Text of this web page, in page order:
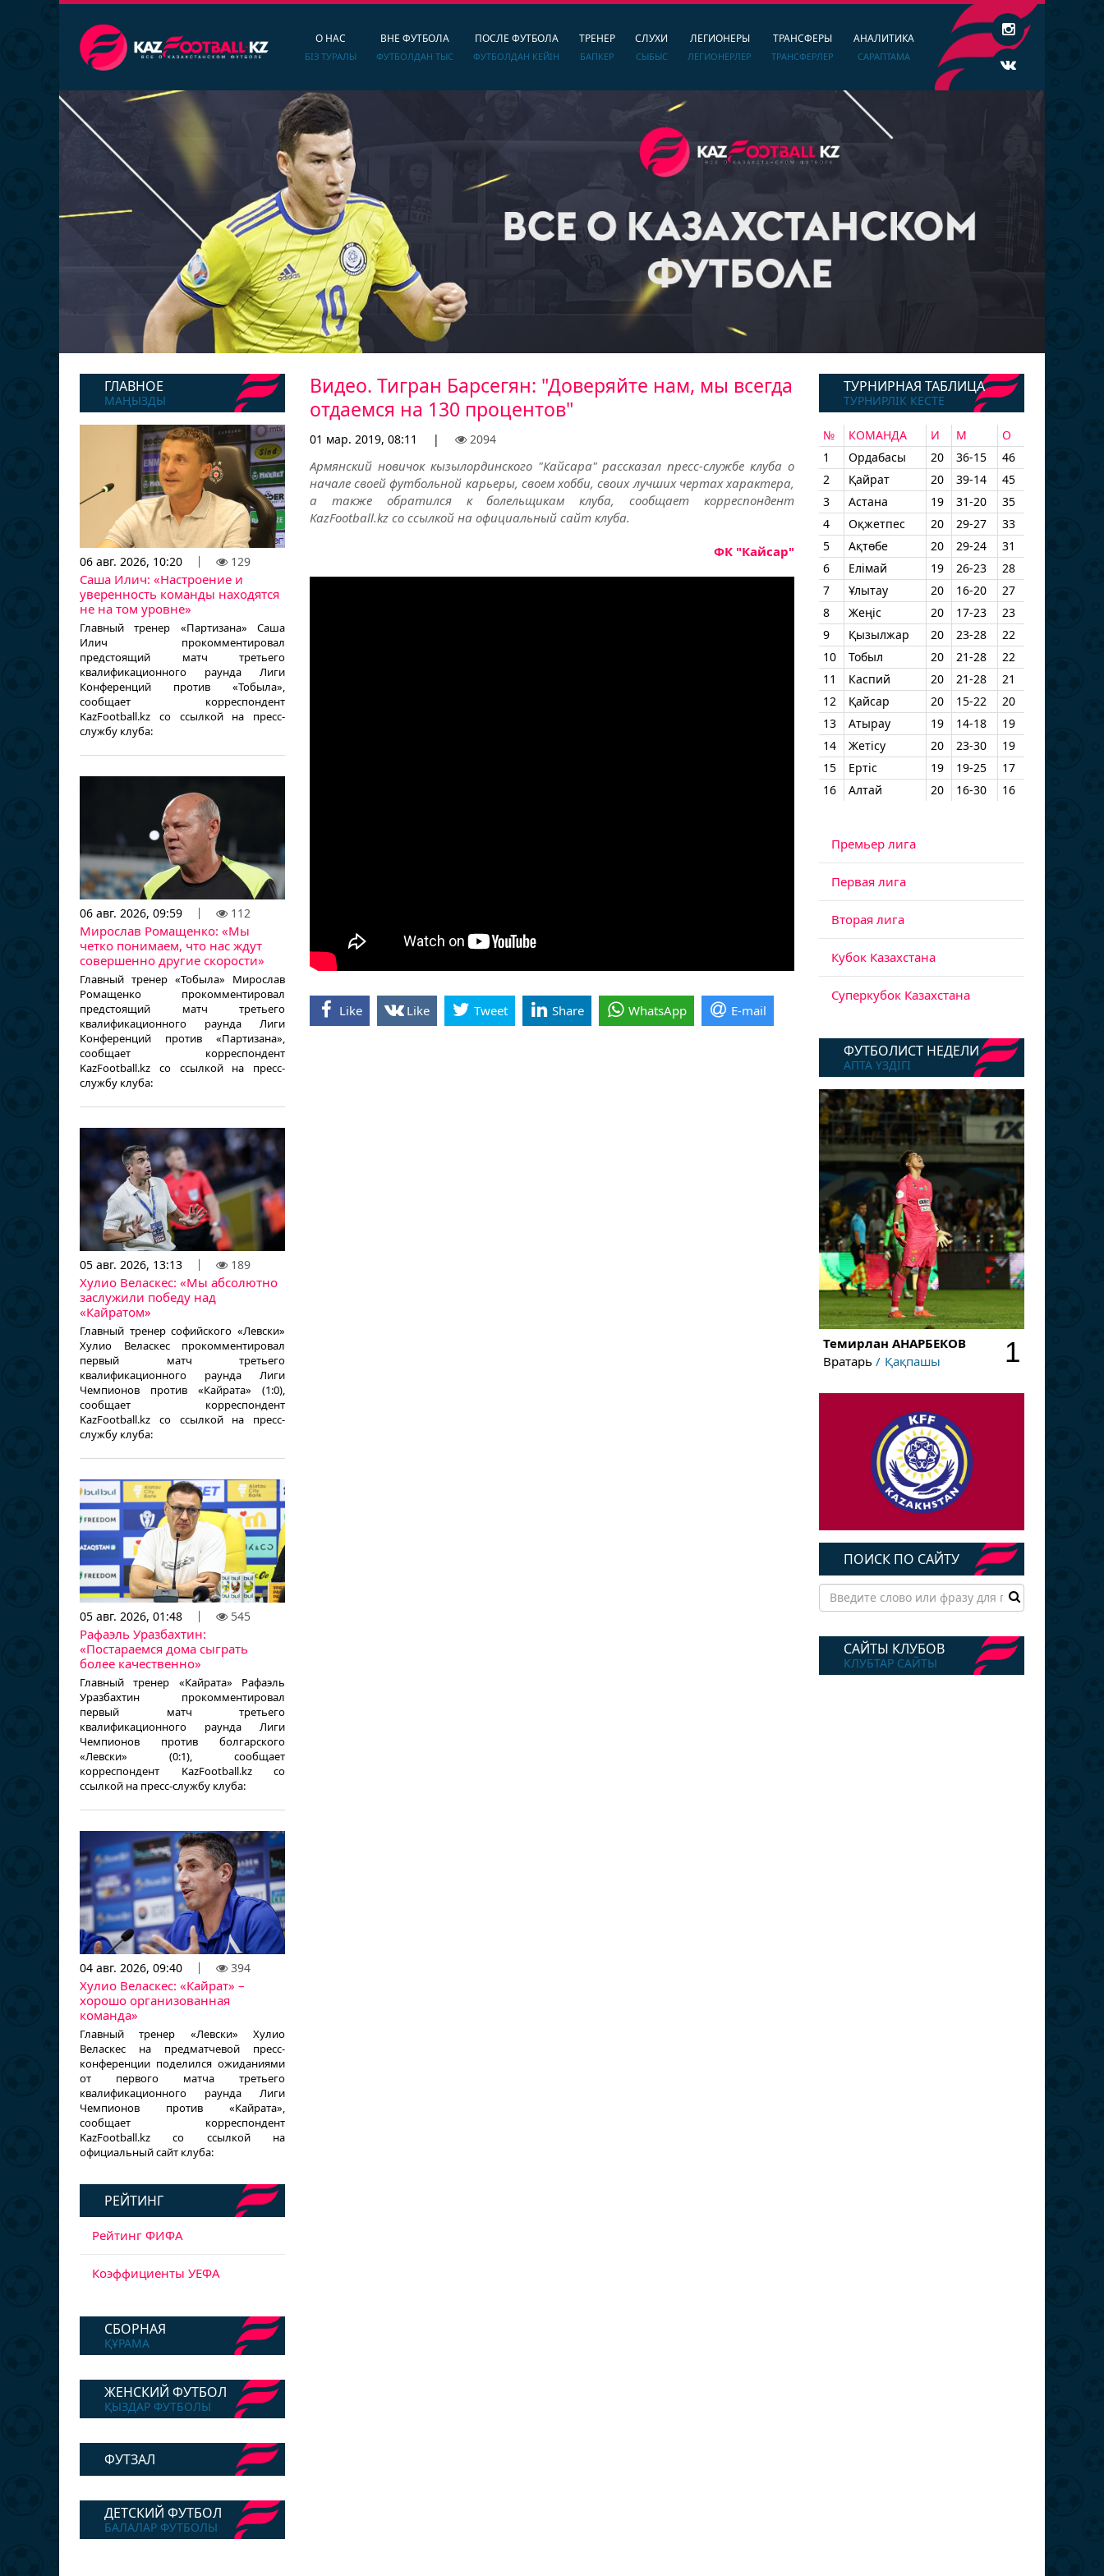
О НАС
БІЗ ТУРАЛЫ
ВНЕ ФУТБОЛА
ФУТБОЛДАН ТЫС
ПОСЛЕ ФУТБОЛА
ФУТБОЛДАН КЕЙІН
ТРЕНЕР
БАПКЕР
СЛУХИ
СЫБЫС
ЛЕГИОНЕРЫ
ЛЕГИОНЕРЛЕР
ТРАНСФЕРЫ
ТРАНСФЕРЛЕР
АНАЛИТИКА
САРАПТАМА
ГЛАВНОЕ
МАҢЫЗДЫ
06 авг. 2026, 10:20 129
Саша Илич: «Настроение и
уверенность команды находятся
не на том уровне»
Главный тренер «Партизана» Саша
Илич прокомментировал
предстоящий матч третьего
квалификационного раунда Лиги
Конференций против «Тобыла»,
сообщает корреспондент
KazFootball.kz со ссылкой на пресс-
службу клуба:
06 авг. 2026, 09:59 112
Мирослав Ромащенко: «Мы
четко понимаем, что нас ждут
совершенно другие скорости»
Главный тренер «Тобыла» Мирослав
Ромащенко прокомментировал
предстоящий матч третьего
квалификационного раунда Лиги
Конференций против «Партизана»,
сообщает корреспондент
KazFootball.kz со ссылкой на пресс-
службу клуба:
05 авг. 2026, 13:13 189
Хулио Веласкес: «Мы абсолютно
заслужили победу над
«Кайратом»
Главный тренер софийского «Левски»
Хулио Веласкес прокомментировал
первый матч третьего
квалификационного раунда Лиги
Чемпионов против «Кайрата» (1:0),
сообщает корреспондент
KazFootball.kz со ссылкой на пресс-
службу клуба:
05 авг. 2026, 01:48 545
Рафаэль Уразбахтин:
«Постараемся дома сыграть
более качественно»
Главный тренер «Кайрата» Рафаэль
Уразбахтин прокомментировал
первый матч третьего
квалификационного раунда Лиги
Чемпионов против болгарского
«Левски» (0:1), сообщает
корреспондент KazFootball.kz со
ссылкой на пресс-службу клуба:
04 авг. 2026, 09:40 394
Хулио Веласкес: «Кайрат» –
хорошо организованная
команда»
Главный тренер «Левски» Хулио
Веласкес на предматчевой пресс-
конференции поделился ожиданиями
от первого матча третьего
квалификационного раунда Лиги
Чемпионов против «Кайрата»,
сообщает корреспондент
KazFootball.kz со ссылкой на
официальный сайт клуба:
РЕЙТИНГ
Рейтинг ФИФА
Коэффициенты УЕФА
СБОРНАЯ
ҚҰРАМА
ЖЕНСКИЙ ФУТБОЛ
ҚЫЗДАР ФУТБОЛЫ
ФУТЗАЛ
ДЕТСКИЙ ФУТБОЛ
БАЛАЛАР ФУТБОЛЫ
Видео. Тигран Барсегян: "Доверяйте нам, мы всегда
отдаемся на 130 процентов"
01 мар. 2019, 08:11 | 2094
Армянский новичок кызылординского "Кайсара" рассказал пресс-службе клуба о
начале своей футбольной карьеры, своем хобби, своих лучших чертах характера,
а также обратился к болельщикам клуба, сообщает корреспондент
KazFootball.kz со ссылкой на официальный сайт клуба.
ФК "Кайсар"
Like Like Tweet Share WhatsApp E-mail
ТУРНИРНАЯ ТАБЛИЦА
ТУРНИРЛІК КЕСТЕ
№ КОМАНДА И М
О
1
Ордабасы 20 36-15
46
2
Қайрат 20 39-14
45
3
Астана 19 31-20
35
4
Оқжетпес 20 29-27
33
5
Ақтөбе 20 29-24
31
6
Елімай 19 26-23
28
7
Ұлытау 20 16-20
27
8
Жеңіс 20 17-23
23
9
Қызылжар 20 23-28
22
10
Тобыл 20 21-28
22
11
Каспий 20 21-28
21
12
Қайсар 20 15-22
20
13
Атырау 19 14-18
19
14
Жетісу 20 23-30
19
15
Ертіс 19 19-25
17
16
Алтай 20 16-30 16
Премьер лига
Первая лига
Вторая лига
Кубок Казахстана
Суперкубок Казахстана
ФУТБОЛИСТ НЕДЕЛИ
АПТА ҮЗДІГІ
Темирлан АНАРБЕКОВ
Вратарь
Қақпашы 1
ПОИСК ПО САЙТУ
САЙТЫ КЛУБОВ
КЛУБТАР САЙТЫ